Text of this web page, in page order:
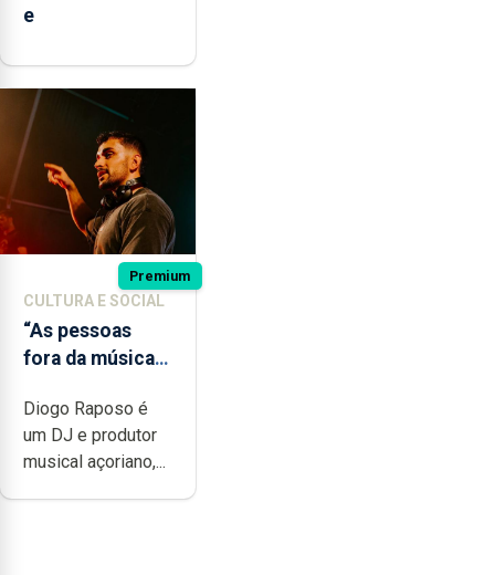
e
Premium
CULTURA E SOCIAL
“As pessoas
fora da música
do quão difícil é
produzir uma
música”
Diogo Raposo é
um DJ e produtor
musical açoriano,...